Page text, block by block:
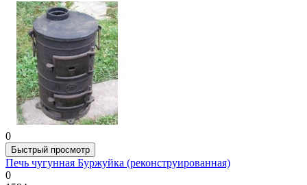
0
Быстрый просмотр
Печь чугунная Буржуйка (реконструированная)
0